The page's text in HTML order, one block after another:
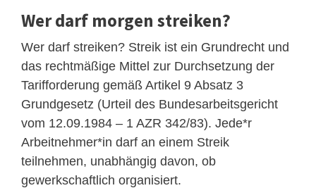
Wer darf morgen streiken?
Wer darf streiken? Streik ist ein Grundrecht und
das rechtmäßige Mittel zur Durchsetzung der
Tarifforderung gemäß Artikel 9 Absatz 3
Grundgesetz (Urteil des Bundesarbeitsgericht
vom 12.09.1984 – 1 AZR 342/83). Jede*r
Arbeitnehmer*in darf an einem Streik
teilnehmen, unabhängig davon, ob
gewerkschaftlich organisiert.